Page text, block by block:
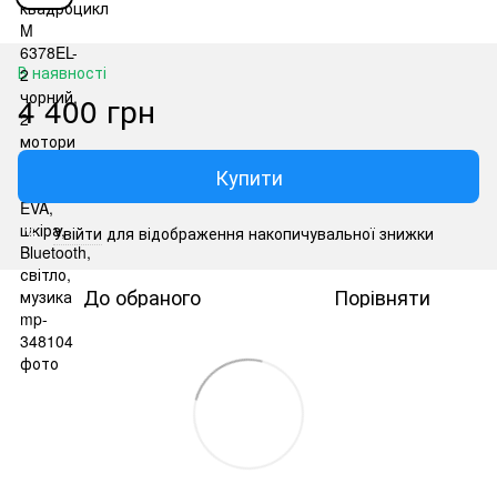
В наявності
4 400 грн
Купити
% Увійти для відображення накопичувальної знижки
До обраного Порівняти